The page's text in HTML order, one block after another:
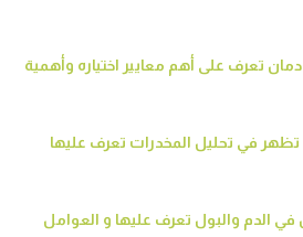
تعرف على أهم معايير اختياره وأهمية
تظهر في تحليل المخدرات تعرف عليها
في الدم والبول تعرف عليها و العوامل